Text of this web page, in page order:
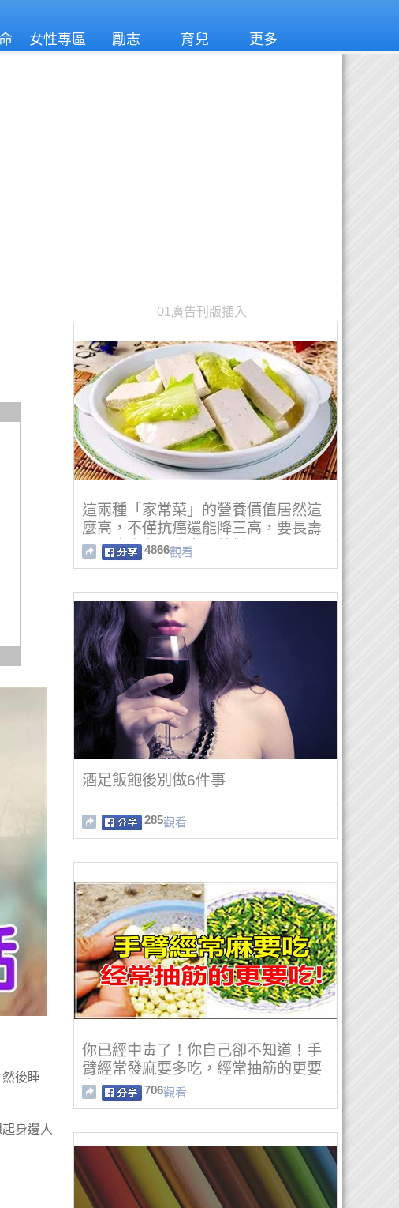
女性專區 勵志 育兒 更多
後睡
身邊人
01廣告刊版插入
這兩種「家常菜」的營養價值居然這
麼高，不僅抗癌還能降三高，要長壽
不用吃人參，吃它們就對了！
4866觀看
酒足飯飽後別做6件事
285觀看
你已經中毒了！你自己卻不知道！手
臂經常發麻要多吃，經常抽筋的更要
多吃！
706觀看